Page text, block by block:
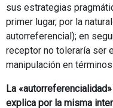
sus estrategias
primer lugar, por la
autorreferencial); en
receptor no toleraría ser
manipulación en
La
explica por la misma